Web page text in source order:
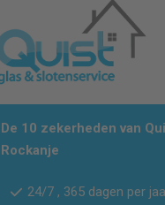
De 10 zekerheden van
Rockanje
24/7 , 365 dagen per